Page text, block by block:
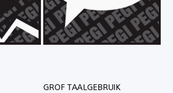
GROF TAALGEBRUIK